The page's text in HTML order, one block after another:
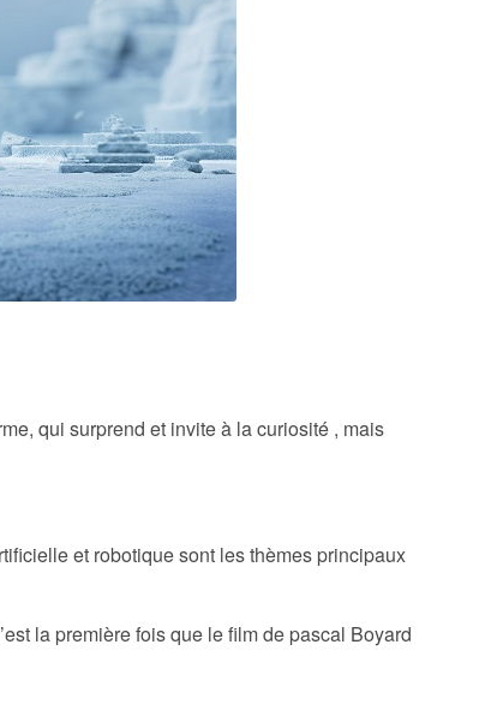
qui surprend et invite à la curiosité , mais
et robotique sont les thèmes principaux
la première fois que le film de pascal Boyard